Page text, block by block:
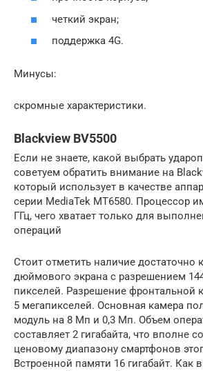
четкий экран;
поддержка 4G.
Минусы:
скромные характеристики.
Blackview BV5500
Если не знаете, какой выбрать
советуем обратить внимание на
который использует в качестве
серии MediaTek MT6580. Процессор
ГГц, чего хватает только для
операций
Стоит отметить наличие достаточно
дюймового экрана с разрешением
пикселей. Разрешение фронтальной
5 мегапикселей. Основная камера
модуль на 8 Мп и 0,3 Мп. Объем
составляет 2 гигабайта, что вполне
ценовому диапазону смартфонов
Встроенной памяти 16 гигабайт. Как